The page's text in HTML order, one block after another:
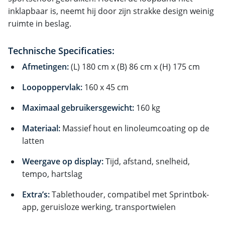
inklapbaar is, neemt hij door zijn strakke design weinig
ruimte in beslag.
Technische Specificaties:
Afmetingen:(L) 180 cm x (B) 86 cm x (H) 175 cm
Loopoppervlak: 160 x 45 cm
Maximaal gebruikersgewicht: 160 kg
Materiaal: Massief hout en linoleumcoating op de
latten
Weergave op display:Tijd, afstand, snelheid,
tempo, hartslag
Extra’s:Tablethouder, compatibel met Sprintbok-
app, geruisloze werking, transportwielen